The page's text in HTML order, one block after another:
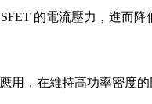
的電流壓力，進而降
用，在維持高功率密度